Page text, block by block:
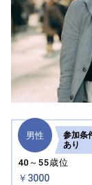
男性
40～55歳位
￥3000
参加条
あり